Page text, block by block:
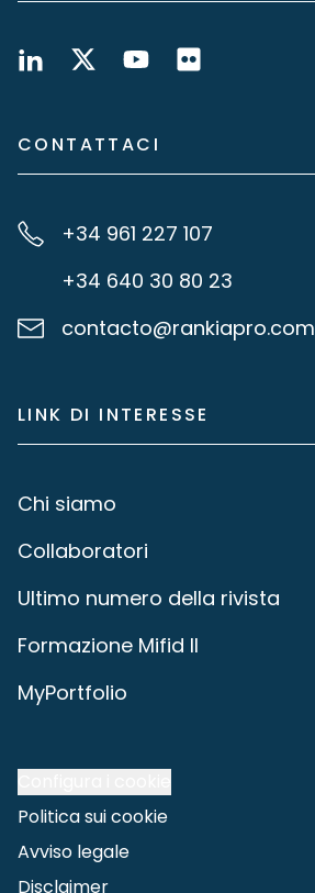
CONTATTACI
+34 961 227 107
+34 640 30 80 23
contacto@rankiapro.com
LINK DI INTERESSE
Chi siamo
Collaboratori
Ultimo numero della rivista
Formazione Mifid II
MyPortfolio
Politica sui cookie
Avviso legale
Disclaimer